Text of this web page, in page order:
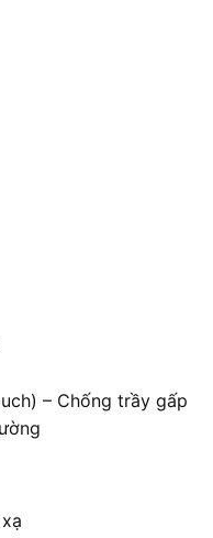
– Chống trầy gấp